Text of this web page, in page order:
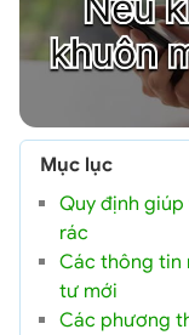
Mục lục
Quy định
rác
Các thông tin
tư mới
Các phương